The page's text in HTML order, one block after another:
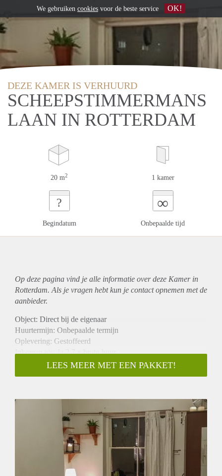
DEZE KAMER IS VERHUURD
SCHEEPSTIMMERMANS
LAAN IN ROTTERDAM
20 m2 1 kamer
?
Begindatum
∞
Onbepaalde tijd
Op deze pagina vind je alle informatie over deze Kamer in
Rotterdam. Als je vragen hebt kun je contact opnemen met de
aanbieder.
Object: Direct bij de eigenaar
Huurtermijn: Onbepaalde termijn
Oplevering: Gestoffeerd
Inkomen eis: Ja 2,7 x bruto huur
Garantiestelling mogelijk: Ja
Borg: 1 maand
Gedeelde Douche: Nee
Gedeelde woonkamer: Nee
Huisgenoten: Nee
Geslacht huisgenoten: N.v.t.
LEES MEER MET EEN PAKKET!
We gebruiken cookies voor de beste service OK!